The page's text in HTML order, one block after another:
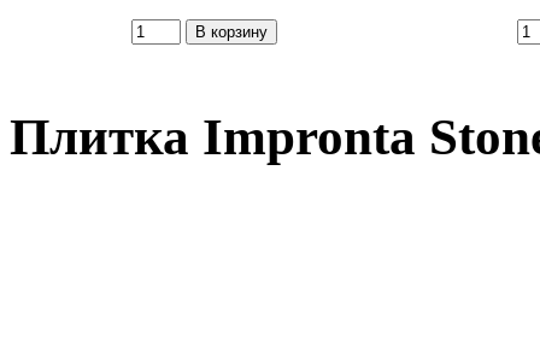
Плитка Impronta